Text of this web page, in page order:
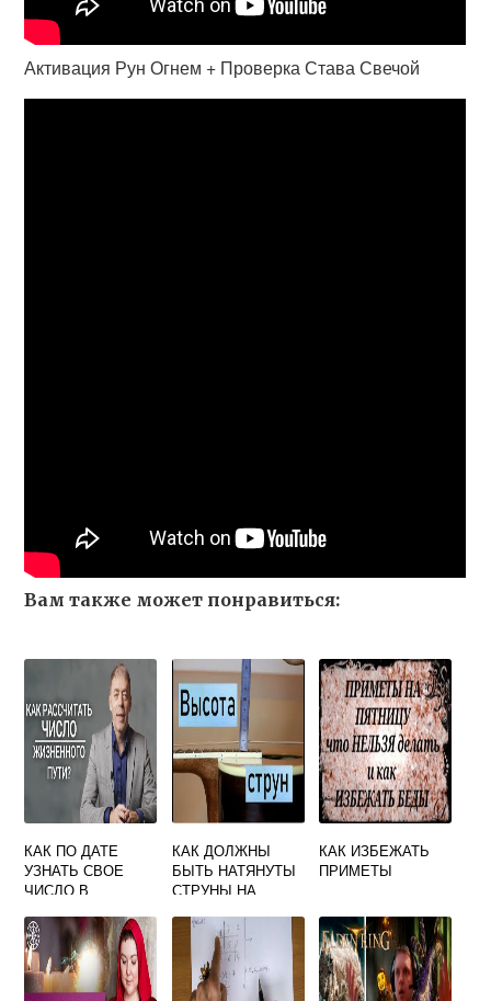
Активация Рун Огнем + Проверка Става Свечой
Вам также может понравиться:
КАК ПО ДАТЕ
УЗНАТЬ СВОЕ
ЧИСЛО В
КАК ДОЛЖНЫ
БЫТЬ НАТЯНУТЫ
СТРУНЫ НА
КАК ИЗБЕЖАТЬ
ПРИМЕТЫ